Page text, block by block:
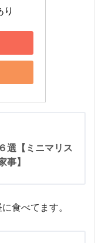
り
選【ミニマリス
事】
食べてます。